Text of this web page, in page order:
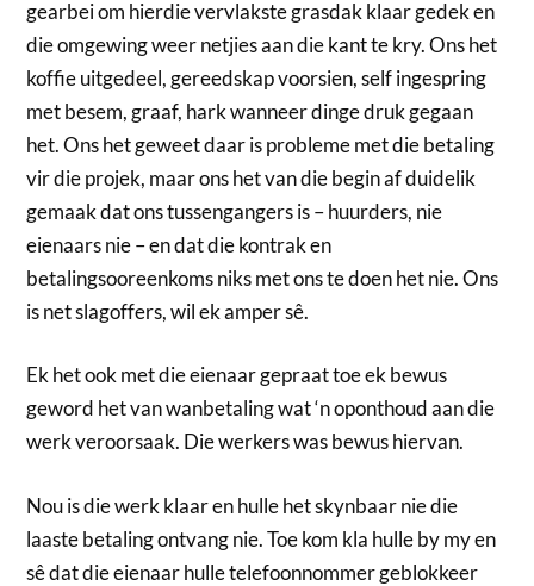
gearbei om hierdie vervlakste grasdak klaar gedek en
die omgewing weer netjies aan die kant te kry. Ons het
koffie uitgedeel, gereedskap voorsien, self ingespring
met besem, graaf, hark wanneer dinge druk gegaan
het. Ons het geweet daar is probleme met die betaling
vir die projek, maar ons het van die begin af duidelik
gemaak dat ons tussengangers is – huurders, nie
eienaars nie – en dat die kontrak en
betalingsooreenkoms niks met ons te doen het nie. Ons
is net slagoffers, wil ek amper sê.
Ek het ook met die eienaar gepraat toe ek bewus
geword het van wanbetaling wat ‘n oponthoud aan die
werk veroorsaak. Die werkers was bewus hiervan.
Nou is die werk klaar en hulle het skynbaar nie die
laaste betaling ontvang nie. Toe kom kla hulle by my en
sê dat die eienaar hulle telefoonnommer geblokkeer